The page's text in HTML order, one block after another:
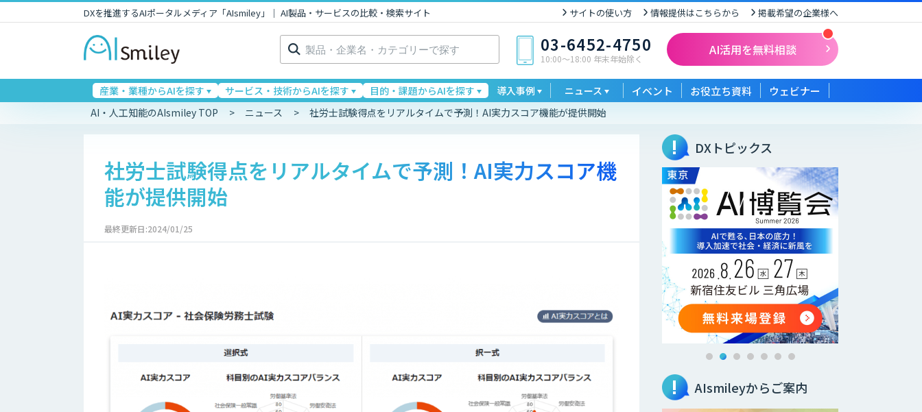
DXを推進するAIポータルメディア「AIsmiley」｜ AI製品・サービスの比較・検索サイト サイトの使い方 情報提供はこちらから 掲載希望の企業様へ
検
索: 03-6452-4750
10:00〜18:00 年末年始除く
AI活用を無料相談
産業・業種からAIを探す サービス・技術からAIを探す 目的・課題からAIを探す 導入事例 ニュース イベント お役立ち資料 ウェビナー
AI・人工知能のAIsmiley TOP ニュース 社労士試験得点をリアルタイムで予測！AI実力スコア機能が提供開始
社労士試験得点をリアルタイムで予測！AI実力スコア機
能が提供開始
最終更新日:2024/01/25
DXトピックス
AIsmileyからご案内